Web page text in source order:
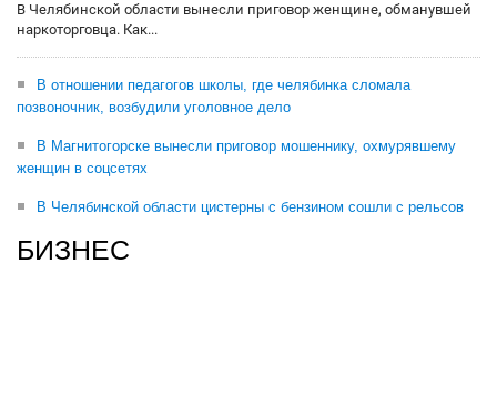
В Челябинской области вынесли приговор женщине, обманувшей
наркоторговца. Как...
В отношении педагогов школы, где челябинка сломала
позвоночник, возбудили уголовное дело
В Магнитогорске вынесли приговор мошеннику, охмурявшему
женщин в соцсетях
В Челябинской области цистерны с бензином сошли с рельсов
БИЗНЕС